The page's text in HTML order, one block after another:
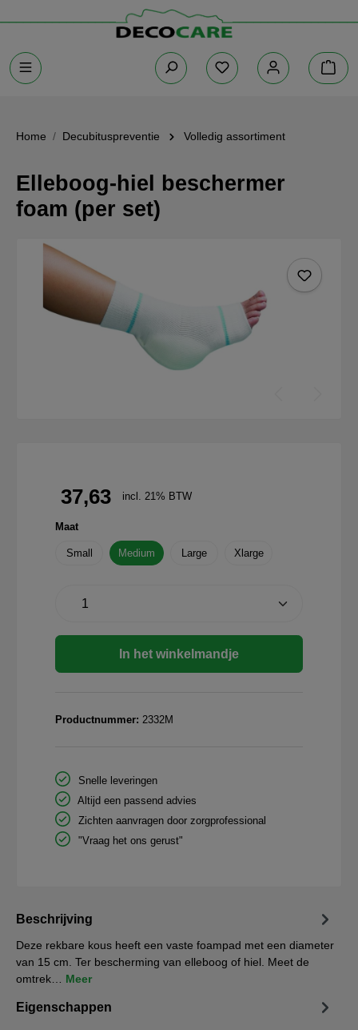
Home Decubituspreventie Volledig assortiment
Elleboog-hiel beschermer
foam (per set)
37,63 incl. 21% BTW
Maat
Small Medium Large Xlarge
In het winkelmandje
Productnummer: 2332M
Snelle leveringen
Altijd een passend advies
Zichten aanvragen door zorgprofessional
"Vraag het ons gerust"
Beschrijving
Deze rekbare kous heeft een vaste foampad met een diameter
van 15 cm. Ter bescherming van elleboog of hiel. Meet de
omtrek… Meer
Eigenschappen